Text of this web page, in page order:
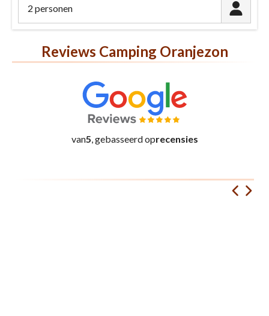
2 personen
Reviews Camping Oranjezon
van5, gebasseerd oprecensies